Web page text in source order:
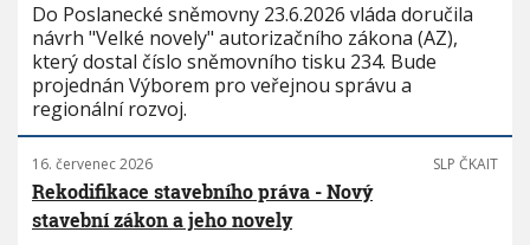
Do Poslanecké sněmovny 23.6.2026 vláda doručila
návrh "Velké novely" autorizačního zákona (AZ),
který dostal číslo sněmovního tisku 234. Bude
projednán Výborem pro veřejnou správu a
regionální rozvoj.
16. červenec 2026 SLP ČKAIT
Rekodifikace stavebního práva - Nový
stavební zákon a jeho novely